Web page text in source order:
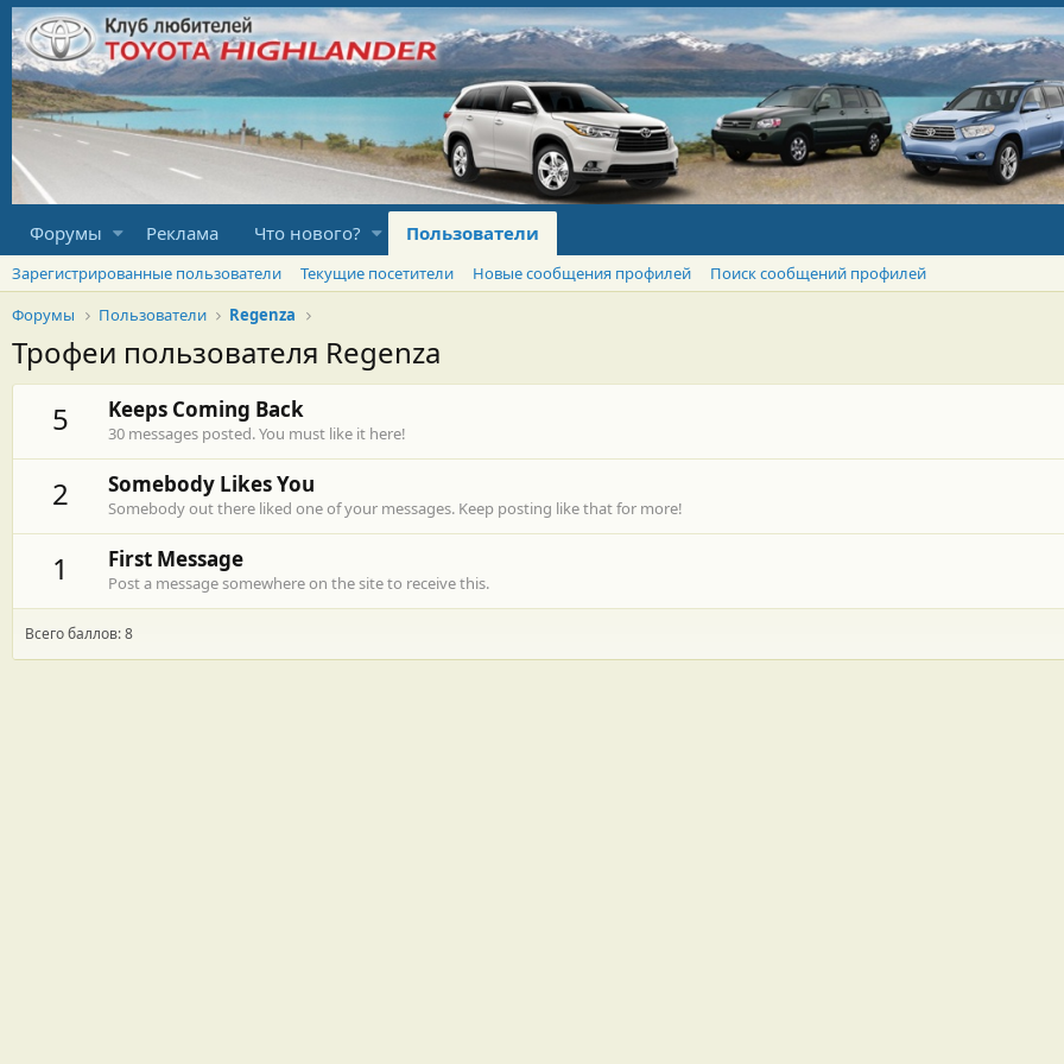
Форумы Реклама Что нового? Пользователи
Зарегистрированные пользователи Текущие посетители Новые сообщения профилей
Поиск сообщений профилей
Форумы
Пользователи Regenza
Трофеи пользователя Regenza
5
Keeps Coming Back
30 messages posted. You must like it here!
2 Somebody Likes You
Somebody out there liked one of your messages. Keep posting like that for more!
1 First Message
Post a message somewhere on the site to receive this.
Всего баллов: 8